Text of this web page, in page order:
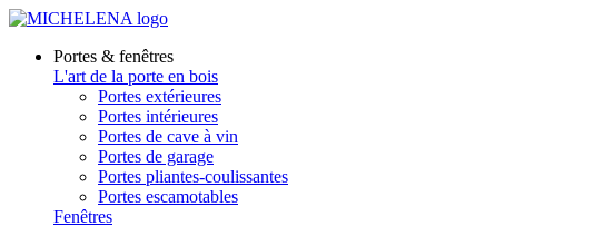
Portes & fenêtres
L'art de la porte en bois
Portes extérieures
Portes intérieures
Portes de cave à vin
Portes de garage
Portes pliantes-coulissantes
Portes escamotables
Fenêtres